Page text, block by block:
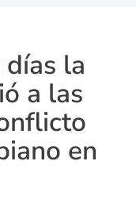
la
a las
en